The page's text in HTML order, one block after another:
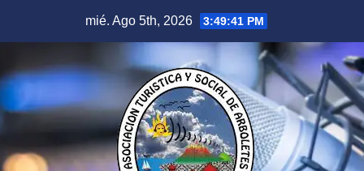
mié. Ago 5th, 2026 3:49:42 PM